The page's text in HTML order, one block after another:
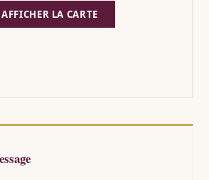
AFFICHER LA CARTE